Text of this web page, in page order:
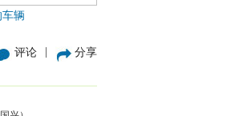
辆
评论 分享